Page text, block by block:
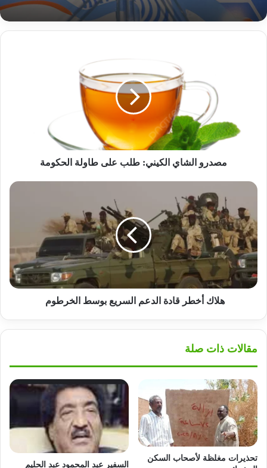
حدث غريب القبض على متهم بسرقة وقيادة بص
الحكومة
مصدرو الشاي الكيني: طلب على طاولة الحكومة
هلاك
قادة
الدعم
السريع
بوسط
الخرطوم
هلاك أخطر قادة الدعم السريع بوسط الخرطوم
مقالات ذات صلة
تحذيرات مغلظة لأصحاب السكن
السفير عبد المحمود عبد الحليم